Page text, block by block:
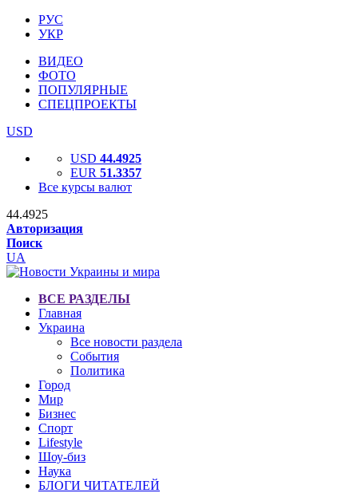
РУС
УКР
ВИДЕО
ФОТО
ПОПУЛЯРНЫЕ
СПЕЦПРОЕКТЫ
USD
USD 44.4925
EUR 51.3357
Все курсы валют
44.4925
Авторизация
Поиск
UA
ВСЕ РАЗДЕЛЫ
Главная
Украина
Все новости раздела
События
Политика
Город
Мир
Бизнес
Спорт
Lifestyle
Шоу-биз
Наука
БЛОГИ ЧИТАТЕЛЕЙ